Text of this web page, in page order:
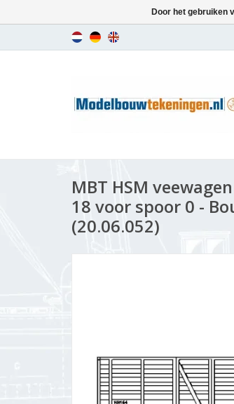
MBT HSM
18 voor spoor 0 -
(20.06.052)
Door het gebruiken